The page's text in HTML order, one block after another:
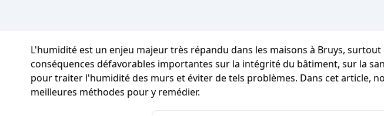
L'humidité est un enjeu majeur très répandu dans les maisons à Bruys,
conséquences défavorables importantes sur la intégrité du bâtiment, sur la
pour traiter l'humidité des murs et éviter de tels problèmes. Dans cet article,
meilleures méthodes pour y remédier.